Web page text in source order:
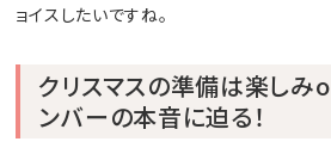
ョイスしたいですね。
クリスマスの準備は楽しみ
ンバーの本音に迫る！